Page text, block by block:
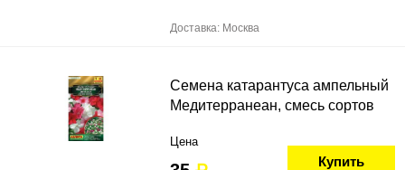
Доставка: Москва
Семена катарантуса ампельный
Медитерранеан, смесь сортов
Цена
Купить